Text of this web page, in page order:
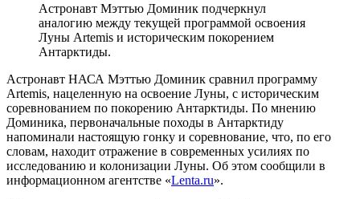
Астронавт Мэттью Доминик подчеркнул
аналогию между текущей программой освоения
Луны Artemis и историческим покорением
Антарктиды.
Астронавт НАСА Мэттью Доминик сравнил программу
Artemis, нацеленную на освоение Луны, с историческим
соревнованием по покорению Антарктиды. По мнению
Доминика, первоначальные походы в Антарктиду
напоминали настоящую гонку и соревнование, что, по его
словам, находит отражение в современных усилиях по
исследованию и колонизации Луны. Об этом сообщили в
информационном агентстве «Lenta.ru».